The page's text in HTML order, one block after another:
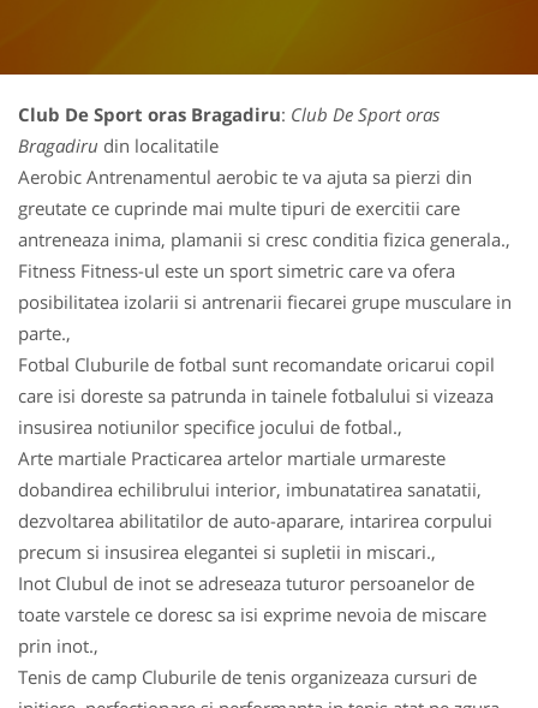
Club De Sport oras Bragadiru: Club De Sport oras
Bragadiru din localitatile
Aerobic Antrenamentul aerobic te va ajuta sa pierzi din
greutate ce cuprinde mai multe tipuri de exercitii care
antreneaza inima, plamanii si cresc conditia fizica generala.,
Fitness Fitness-ul este un sport simetric care va ofera
posibilitatea izolarii si antrenarii fiecarei grupe musculare in
parte.,
Fotbal Cluburile de fotbal sunt recomandate oricarui copil
care isi doreste sa patrunda in tainele fotbalului si vizeaza
insusirea notiunilor specifice jocului de fotbal.,
Arte martiale Practicarea artelor martiale urmareste
dobandirea echilibrului interior, imbunatatirea sanatatii,
dezvoltarea abilitatilor de auto-aparare, intarirea corpului
precum si insusirea elegantei si supletii in miscari.,
Inot Clubul de inot se adreseaza tuturor persoanelor de
toate varstele ce doresc sa isi exprime nevoia de miscare
prin inot.,
Tenis de camp Cluburile de tenis organizeaza cursuri de